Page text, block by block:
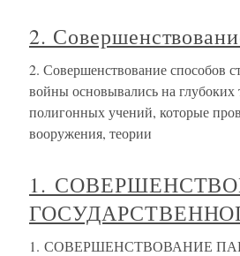
2.
2. Совершенствование способов
войны основывались на
полигонных учений, которые
вооружения, теории
1.
1. СОВЕРШЕНСТВОВАНИЕ